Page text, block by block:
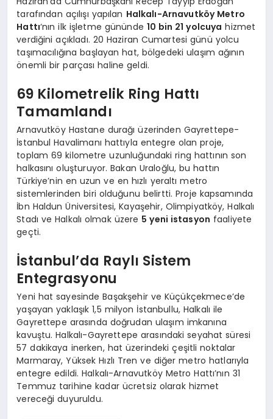
tarafından açılışı yapılan Halkalı-Arnavutköy Metro
Hattı‘nın ilk işletme gününde 10 bin 21 yolcuya hizmet
verdiğini açıkladı. 20 Haziran Cumartesi günü yolcu
taşımacılığına başlayan hat, bölgedeki ulaşım ağının
önemli bir parçası haline geldi.
69 Kilometrelik Ring Hattı
Tamamlandı
Arnavutköy Hastane durağı üzerinden Gayrettepe-
İstanbul Havalimanı hattıyla entegre olan proje,
toplam 69 kilometre uzunluğundaki ring hattının son
halkasını oluşturuyor. Bakan Uraloğlu, bu hattın
Türkiye’nin en uzun ve en hızlı yeraltı metro
sistemlerinden biri olduğunu belirtti. Proje kapsamında
İbn Haldun Üniversitesi, Kayaşehir, Olimpiyatköy, Halkalı
Stadı ve Halkalı olmak üzere 5 yeni istasyon faaliyete
geçti.
İstanbul’da Raylı Sistem
Entegrasyonu
Yeni hat sayesinde Başakşehir ve Küçükçekmece’de
yaşayan yaklaşık 1,5 milyon İstanbullu, Halkalı ile
Gayrettepe arasında doğrudan ulaşım imkanına
kavuştu. Halkalı-Gayrettepe arasındaki seyahat süresi
57 dakikaya inerken, hat üzerindeki çeşitli noktalar
Marmaray, Yüksek Hızlı Tren ve diğer metro hatlarıyla
entegre edildi. Halkalı-Arnavutköy Metro Hattı’nın 31
Temmuz tarihine kadar ücretsiz olarak hizmet
vereceği duyuruldu.